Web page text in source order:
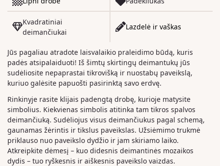
Kvadratiniai
deimančiukai
Lazdelė ir vaškas
Jūs pagaliau atradote laisvalaikio praleidimo būdą, kuris
padės atsipalaiduoti! Iš šimtų skirtingų deimantukų jūs
sudėliosite nepaprastai tikrovišką ir nuostabų paveikslą,
kuriuo galėsite papuošti pasirinktą savo erdvę.
Rinkinyje rasite klijais padengtą drobę, kurioje matysite
simbolius. Kiekvienas simbolis atitinka tam tikros spalvos
deimančiuką. Sudėliojus visus deimančiukus pagal schemą,
gaunamas žėrintis ir tikslus paveikslas. Užsiėmimo trukmė
priklauso nuo paveikslo dydžio ir jam skiriamo laiko.
Atkreipkite dėmesį – kuo didesnis deimantinės mozaikos
dydis – tuo ryškesnis ir aiškesnis paveikslo vaizdas.